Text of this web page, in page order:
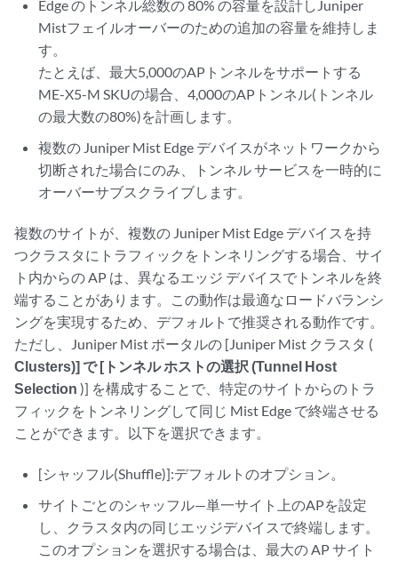
Edge のトンネル総数の 80% の容量を設計しJuniper
Mistフェイルオーバーのための追加の容量を維持しま
す。
たとえば、最大5,000のAPトンネルをサポートする
ME-X5-M SKUの場合、4,000のAPトンネル(トンネル
の最大数の80%)を計画します。
複数の Juniper Mist Edge デバイスがネットワークから
切断された場合にのみ、トンネル サービスを一時的に
オーバーサブスクライブします。
複数のサイトが、複数の Juniper Mist Edge デバイスを持
つクラスタにトラフィックをトンネリングする場合、サイ
ト内からの AP は、異なるエッジ デバイスでトンネルを終
端することがあります。この動作は最適なロードバランシ
ングを実現するため、デフォルトで推奨される動作です。
ただし、Juniper Mist ポータルの [Juniper Mist クラスタ (
Clusters)] で [トンネル ホストの選択 (Tunnel Host
Selection )] を構成することで、特定のサイトからのトラ
フィックをトンネリングして同じ Mist Edge で終端させる
ことができます。以下を選択できます。
[シャッフル(Shuffle)]:デフォルトのオプション。
サイトごとのシャッフル—単一サイト上のAPを設定
し、クラスタ内の同じエッジデバイスで終端します。
このオプションを選択する場合は、最大の AP サイト